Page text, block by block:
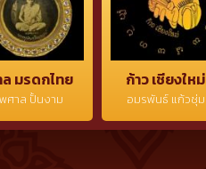
มรดกไทย
ศาล ปั้นงาม
ก้าว เชียงใหม่
อมรพันธ์ แก้วชุ่ม